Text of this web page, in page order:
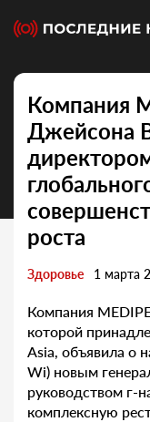
Компания
Джейсона
роста
Здоровье 1 марта
Компания
которой
Asia, объявила о
Wi) новым
руководством г-
комплексную